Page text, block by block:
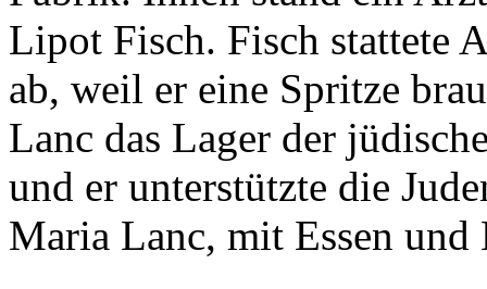
Lipot Fisch. Fisch stattete
ab, weil er eine Spritze
Lanc das Lager der
und er unterstützte die
Maria Lanc, mit Essen